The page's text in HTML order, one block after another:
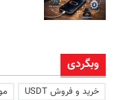
وبگردی
خرید و فروش USDT